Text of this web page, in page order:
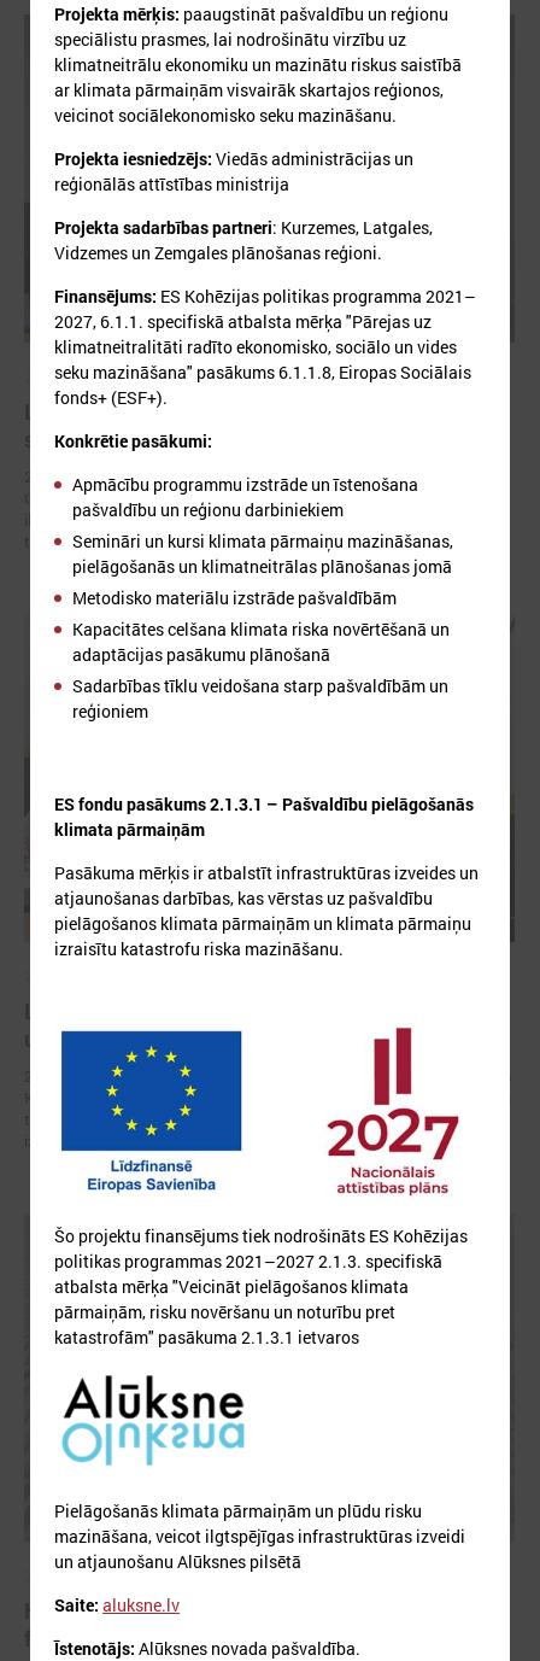
2026. gada 11. jūnijs
LPS un Zemkopības ministrija vienojas stiprināt
sadarbību meliorācijas sistēmu apsaimniekošanā
2026. gada 10. jūnijā Latvijas Pašvaldību savienības (LPS) priekšsēdis
Gints Kaminskis un zemkopības ministrs Uldis Augulis parakstīja
ikgadējo sarunu protokolu, apstiprinot panāktās vienošanās un
turpmāko sadarbību pašvaldībām nozīmīgu jautājumu risināšanā.
un plūdu risku pārvaldības jomā
2026. gada 10. jūnijā ikgadējās Latvijas Pašvaldību savienības (LPS) un
Klimata un enerģētikas ministrijas (KEM) sarunās viena no centrālajām
tēmām bija pašvaldību gatavība klimata pārmaiņu radītajiem
izaicinājumiem un krīžu noturības stiprināšana.
2026. gada 28. maijs
Klimata zināšanu telpa: projektu piemēri un
finansējuma iespējas
Projekta mērķis: paaugstināt pašvaldību un reģionu
speciālistu prasmes, lai nodrošinātu virzību uz
klimatneitrālu ekonomiku un mazinātu riskus saistībā
ar klimata pārmaiņām visvairāk skartajos reģionos,
veicinot sociālekonomisko seku mazināšanu.
Projekta iesniedzējs: Viedās administrācijas un
reģionālās attīstības ministrija
Projekta sadarbības partneri: Kurzemes, Latgales,
Vidzemes un Zemgales plānošanas reģioni.
Finansējums: ES Kohēzijas politikas programma 2021–
2027, 6.1.1. specifiskā atbalsta mērķa "Pārejas uz
klimatneitralitāti radīto ekonomisko, sociālo un vides
seku mazināšana" pasākums 6.1.1.8, Eiropas Sociālais
fonds+ (ESF+).
Konkrētie pasākumi:
Apmācību programmu izstrāde un īstenošana
pašvaldību un reģionu darbiniekiem
Semināri un kursi klimata pārmaiņu mazināšanas,
pielāgošanās un klimatneitrālas plānošanas jomā
Metodisko materiālu izstrāde pašvaldībām
Kapacitātes celšana klimata riska novērtēšanā un
adaptācijas pasākumu plānošanā
Sadarbības tīklu veidošana starp pašvaldībām un
reģioniem
ES fondu pasākums 2.1.3.1 – Pašvaldību pielāgošanās
klimata pārmaiņām
Pasākuma mērķis ir atbalstīt infrastruktūras izveides un
atjaunošanas darbības, kas vērstas uz pašvaldību
pielāgošanos klimata pārmaiņām un klimata pārmaiņu
izraisītu katastrofu riska mazināšanu.
Šo projektu finansējums tiek nodrošināts ES Kohēzijas
politikas programmas 2021–2027 2.1.3. specifiskā
atbalsta mērķa "Veicināt pielāgošanos klimata
pārmaiņām, risku novēršanu un noturību pret
katastrofām" pasākuma 2.1.3.1 ietvaros
Pielāgošanās klimata pārmaiņām un plūdu risku
mazināšana, veicot ilgtspējīgas infrastruktūras izveidi
un atjaunošanu Alūksnes pilsētā
Saite: aluksne.lv
Īstenotājs: Alūksnes novada pašvaldība.